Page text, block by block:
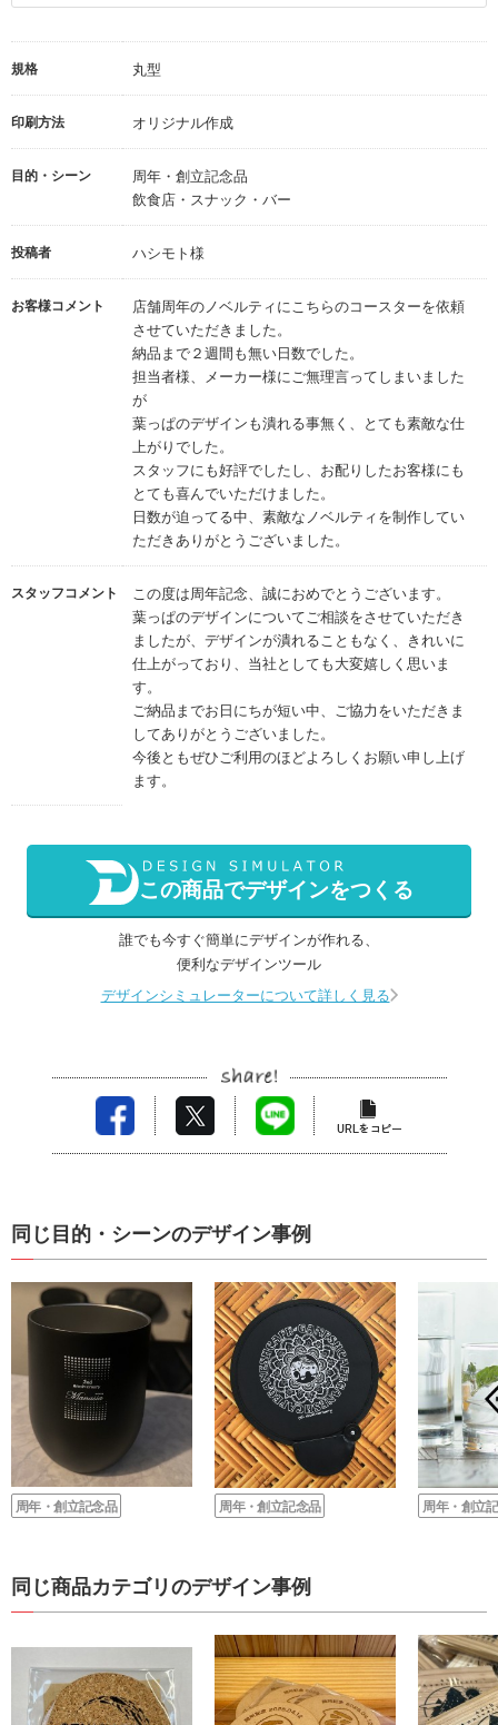
規格 丸型
印刷方法 オリジナル作成
目的・シーン
周年・創立記念品
飲食店・スナック・バー
投稿者 ハシモト様
お客様コメント
店舗周年のノベルティにこちらのコースターを依頼
させていただきました。
納品まで２週間も無い日数でした。
担当者様、メーカー様にご無理言ってしまいました
が
葉っぱのデザインも潰れる事無く、とても素敵な仕
上がりでした。
スタッフにも好評でしたし、お配りしたお客様にも
とても喜んでいただけました。
日数が迫ってる中、素敵なノベルティを制作してい
ただきありがとうございました。
スタッフコメント
この度は周年記念、誠におめでとうございます。
葉っぱのデザインについてご相談をさせていただき
ましたが、デザインが潰れることもなく、きれいに
仕上がっており、当社としても大変嬉しく思いま
す。
ご納品までお日にちが短い中、ご協力をいただきま
してありがとうございました。
今後ともぜひご利用のほどよろしくお願い申し上げ
ます。
この商品でデザインをつくる
誰でも今すぐ簡単にデザインが作れる、
便利なデザインツール
デザインシミュレーターについて詳しく見る
同じ目的・シーンのデザイン事例
周年・創立記念品 周年・創立記念品 周年・創立
同じ商品カテゴリのデザイン事例